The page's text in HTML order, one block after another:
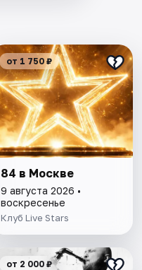
от 1 750 ₽
84 в Москве
9 августа 2026 •
воскресенье
Клуб Live Stars
от 2 000 ₽